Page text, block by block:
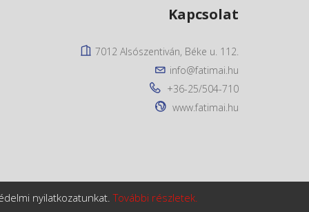
Kapcsolat
7012 Alsószentiván, Béke u. 112.
info@fatimai.hu
+36-25/504-710
www.fatimai.hu
nyilatkozatunkat.További részletek.